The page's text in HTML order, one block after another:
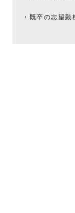
既卒の志望動